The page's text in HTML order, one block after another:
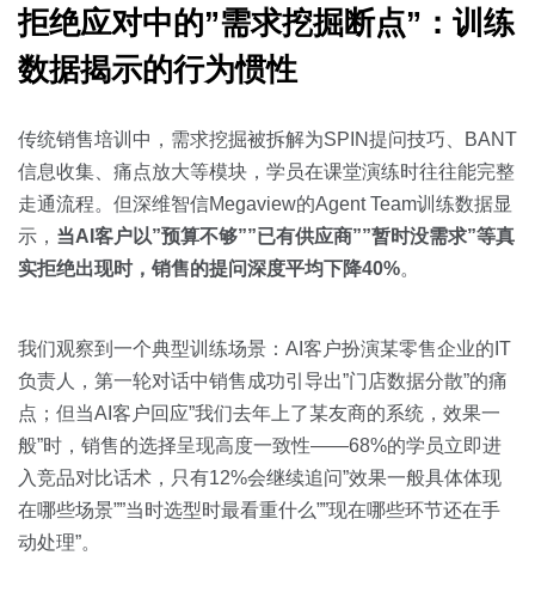
交易跟进
培训辅导
拒绝应对中的”需求挖掘断点”：训练
数据揭示的行为惯性
传统销售培训中，需求挖掘被拆解为SPIN提问技巧、BANT
信息收集、痛点放大等模块，学员在课堂演练时往往能完整
走通流程。但深维智信Megaview的Agent Team训练数据显
示， 当AI客户以”预算不够””已有供应商””暂时没需求”等真
实拒绝出现时，销售的提问深度平均下降40%。
我们观察到一个典型训练场景：AI客户扮演某零售企业的IT
负责人，第一轮对话中销售成功引导出”门店数据分散”的痛
点；但当AI客户回应”我们去年上了某友商的系统，效果一
般”时，销售的选择呈现高度一致性——68%的学员立即进
入竞品对比话术，只有12%会继续追问”效果一般具体体现
在哪些场景””当时选型时最看重什么””现在哪些环节还在手
动处理”。